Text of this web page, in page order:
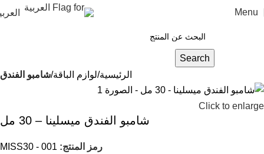
Menu
Search
الرئيسية لوازم الباقة شامبو الفندق
Click to enlarge
شامبو الفندق ميسلينا – 30 مل
رمز المنتج: MISS30 - 001